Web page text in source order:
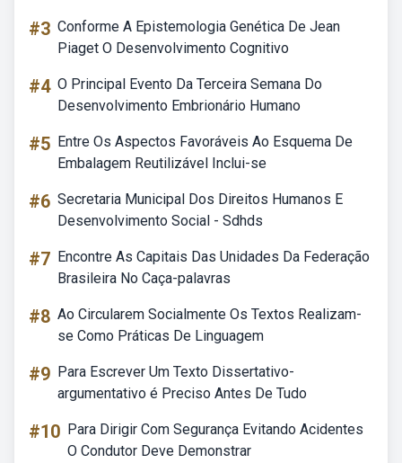
#3 Conforme A Epistemologia Genética De Jean
Piaget O Desenvolvimento Cognitivo
#4 O Principal Evento Da Terceira Semana Do
Desenvolvimento Embrionário Humano
#5 Entre Os Aspectos Favoráveis Ao Esquema De
Embalagem Reutilizável Inclui-se
#6 Secretaria Municipal Dos Direitos Humanos E
Desenvolvimento Social - Sdhds
#7 Encontre As Capitais Das Unidades Da Federação
Brasileira No Caça-palavras
#8 Ao Circularem Socialmente Os Textos Realizam-
se Como Práticas De Linguagem
#9 Para Escrever Um Texto Dissertativo-
argumentativo é Preciso Antes De Tudo
#10 Para Dirigir Com Segurança Evitando Acidentes
O Condutor Deve Demonstrar